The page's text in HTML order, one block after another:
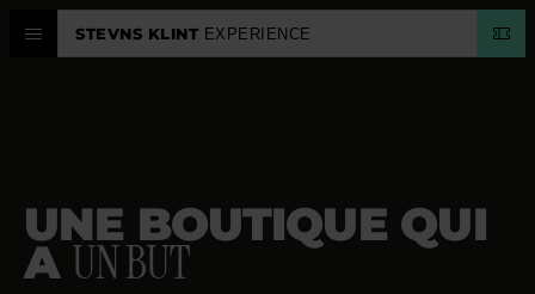
STEVNS KLINT EXPERIENCE
PLANIFIER
BOUTIQUE EN LIGNE
UNE BOUTIQUE QUI
A UN BUT